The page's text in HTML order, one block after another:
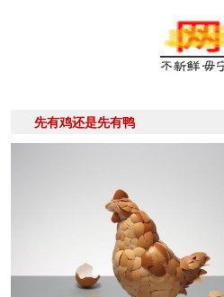
先有鸡还是先有鸭